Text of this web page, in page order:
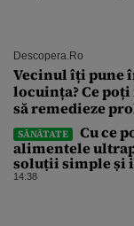
Descopera.ro
Vecinul îți pune
locuința? Ce poți
să remedieze
SĂNĂTATE
Cu ce
alimentele
soluții simple și
14:38